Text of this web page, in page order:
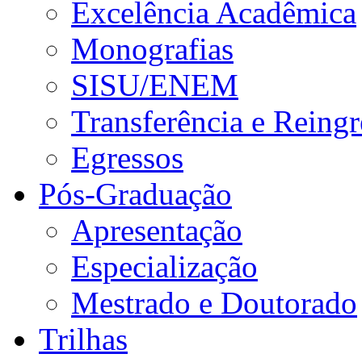
Excelência Acadêmica
Monografias
SISU/ENEM
Transferência e
Egressos
Pós-Graduação
Apresentação
Especialização
Mestrado e Doutorado
Trilhas